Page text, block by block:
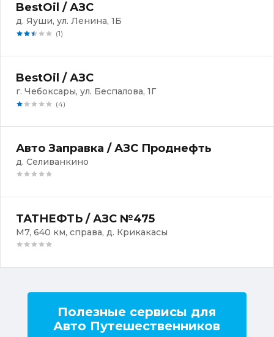
BestOil / АЗС
д. Яуши, ул. Ленина, 1Б
(1)
BestOil / АЗС
г. Чебоксары, ул. Беспалова, 1Г
(4)
Авто Заправка / АЗС Проднефть
д. Селиванкино
ТАТНЕФТЬ / АЗС №475
М7, 640 км, справа, д. Крикакасы
Полезные сервисы для
Авто Путешественников